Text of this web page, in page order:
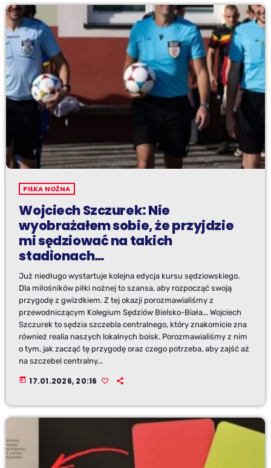
PIŁKA NOŻNA
Wojciech Szczurek: Nie
wyobrażałem sobie, że przyjdzie
mi sędziować na takich
stadionach…
Już niedługo wystartuje kolejna edycja kursu sędziowskiego.
Dla miłośników piłki nożnej to szansa, aby rozpocząć swoją
przygodę z gwizdkiem. Z tej okazji porozmawialiśmy z
przewodniczącym Kolegium Sędziów Bielsko-Biała... Wojciech
Szczurek to sędzia szczebla centralnego, który znakomicie zna
również realia naszych lokalnych boisk. Porozmawialiśmy z nim
o tym, jak zacząć tę przygodę oraz czego potrzeba, aby zajść aż
na szczebel centralny...
today 17.01.2026, 20:16